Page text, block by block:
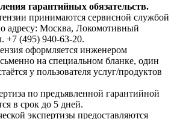
гарантийных обязательств.
принимаются сервисной службой
адресу: Москва, Локомотивный
+7 (495) 940-63-20.
оформляется инженером
на специальном бланке, один
у пользователя услуг/продуктов
по предъявленной гарантийной
в срок до 5 дней.
экспертизы предоставляются